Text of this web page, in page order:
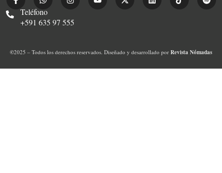
Teléfono
+591 635 97 555
©2025 – Todos los derechos reservados. Diseñado y desarrollado por Revista Nómadas